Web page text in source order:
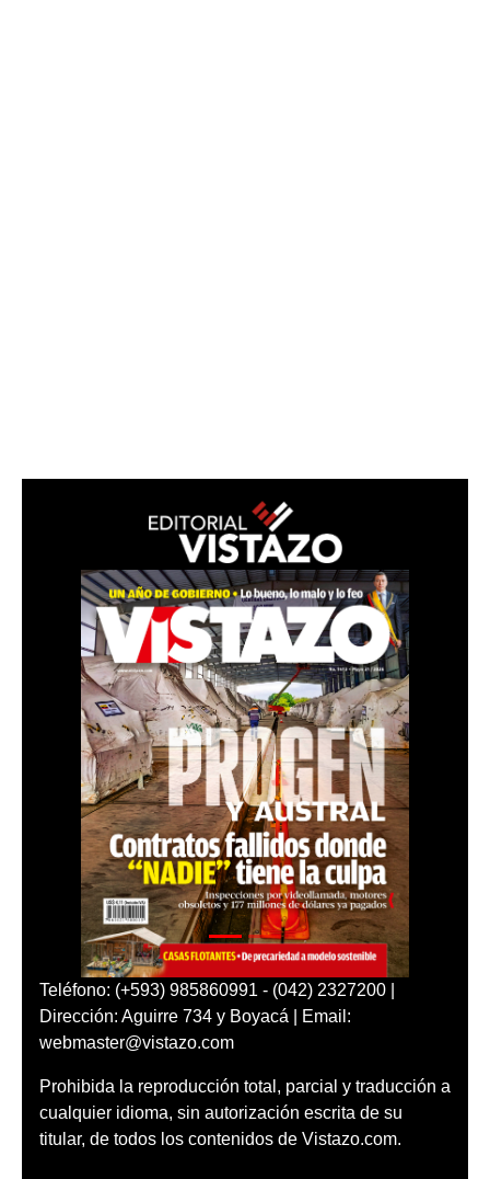
Teléfono: (+593) 985860991 - (042) 2327200 |
Dirección: Aguirre 734 y Boyacá | Email:
webmaster@vistazo.com
Prohibida la reproducción total, parcial y traducción a
cualquier idioma, sin autorización escrita de su
titular, de todos los contenidos de Vistazo.com.